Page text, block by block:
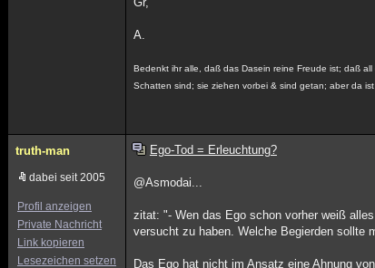
A.
Bedenkt ihr alle, daß das Dasein reine Freude ist; daß
Schatten sind; sie ziehen vorbei & sind getan; aber da ist
truth-man
dabei seit 2005
Profil anzeigen
Private Nachricht
Link kopieren
Lesezeichen setzen
Ego-Tod = Erleuchtung?
@Asmodai...
zitat: "- Wen das Ego schon vorher weiß
versucht zu haben. Welche Begierden sollte
Das Ego hat nicht im Ansatz eine Ahnung